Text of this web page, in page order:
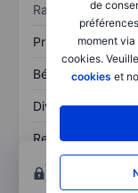
de
moment
cookies.
cookies et
Ratios
Prix / ventes
Bénéfice par
Dividende par
Rendement des
capitaux propres
Ouvrir un
techniques et